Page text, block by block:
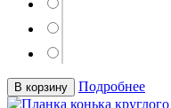
В корзину Подробнее